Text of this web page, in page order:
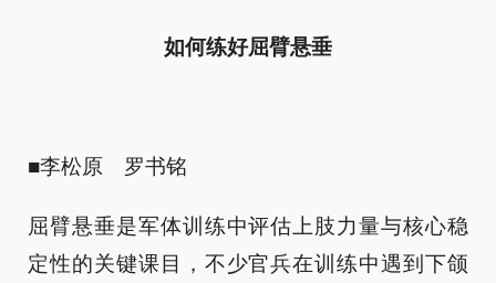
如何练好屈臂悬垂
■李松原 罗书铭
屈臂悬垂是军体训练中评估上肢力量与核心稳
定性的关键课目，不少官兵在训练中遇到下颌